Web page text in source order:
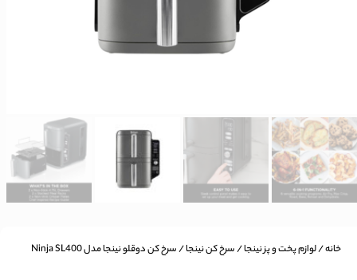
خانه/لوازم پخت و پز نینجا/سرخ کن نینجا/ سرخ کن دوقلو نینجا مدل Ninja SL400